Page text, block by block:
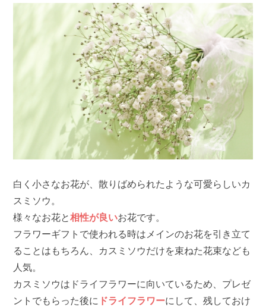
白く小さなお花が、散りばめられたような可愛らしいカ
スミソウ。
様々なお花と相性が良いお花です。
フラワーギフトで使われる時はメインのお花を引き立て
ることはもちろん、カスミソウだけを束ねた花束なども
人気。
カスミソウはドライフラワーに向いているため、プレゼ
ントでもらった後に ドライフラワーにして、残しておけ